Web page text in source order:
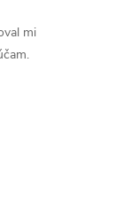
mi